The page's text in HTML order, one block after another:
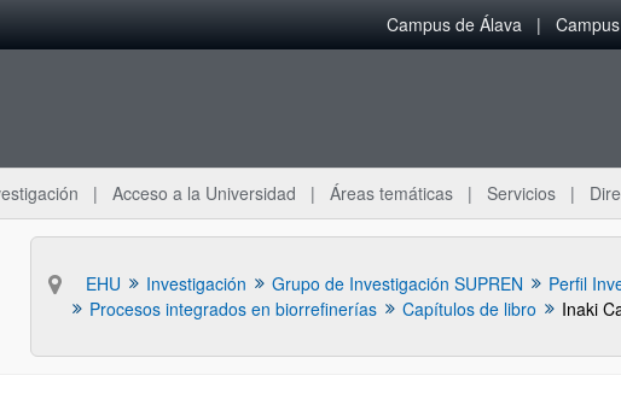
Campus de Álava
Acceso a la Universidad Áreas temáticas Servicios
EHU Investigación Grupo de Investigación SUPREN Perfil
Procesos integrados en biorrefinerías
Capítulos de libro Inaki